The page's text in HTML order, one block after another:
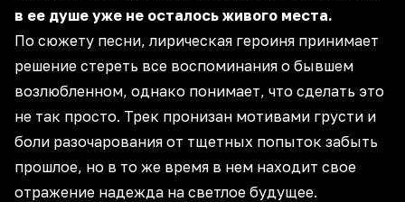
в ее душе уже не осталось живого места.
По сюжету песни, лирическая героиня принимает
решение стереть все воспоминания о бывшем
возлюбленном, однако понимает, что сделать это
не так просто. Трек пронизан мотивами грусти и
боли разочарования от тщетных попыток забыть
прошлое, но в то же время в нем находит свое
отражение надежда на светлое будущее.